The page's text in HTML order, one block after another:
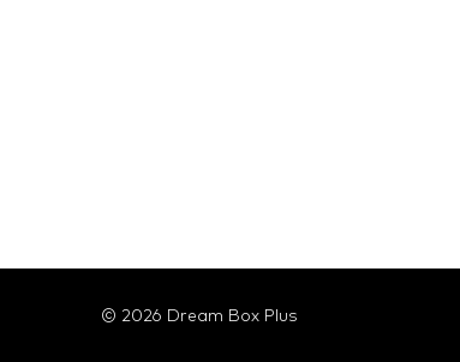
© 2026 Dream Box Plus